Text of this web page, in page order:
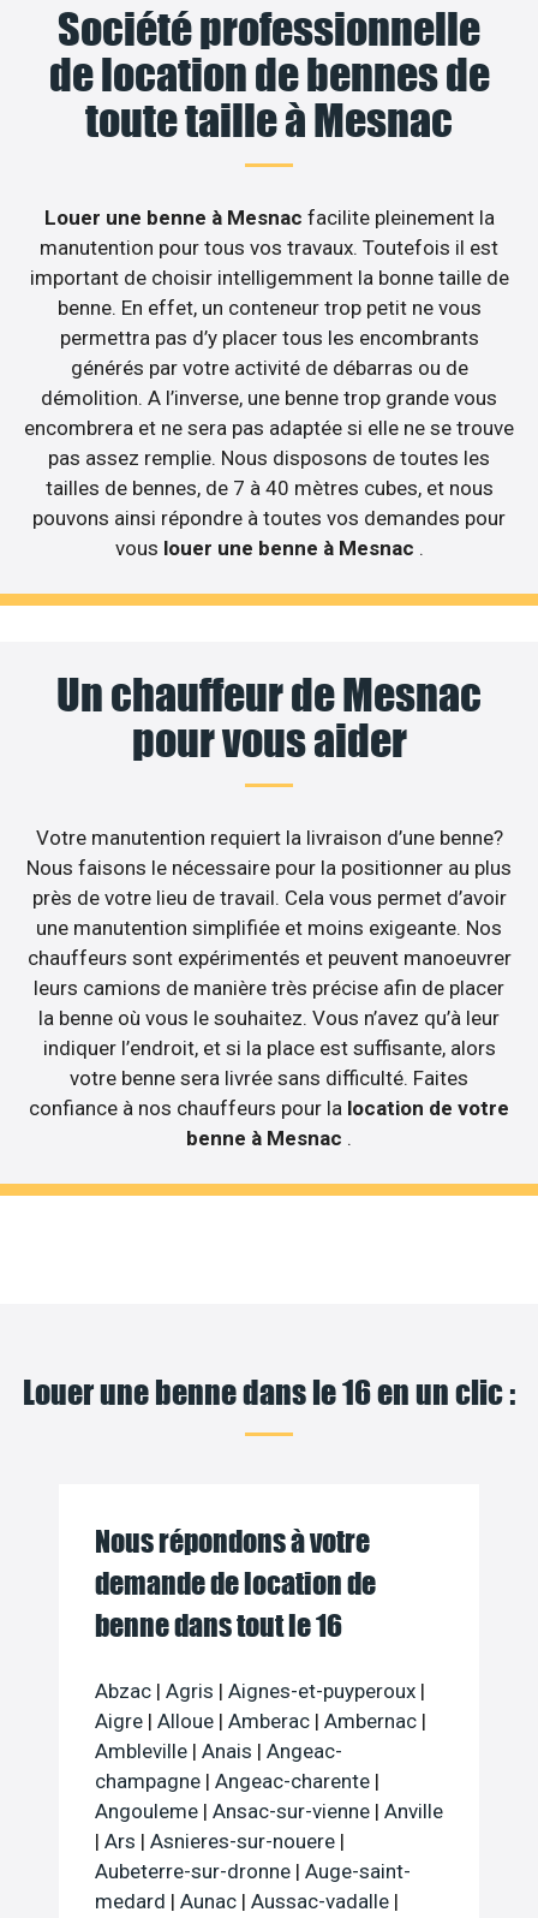
Société professionnelle
de location de bennes de
toute taille à Mesnac
Louer une benne à Mesnac facilite pleinement la
manutention pour tous vos travaux. Toutefois il est
important de choisir intelligemment la bonne taille de
benne. En effet, un conteneur trop petit ne vous
permettra pas d’y placer tous les encombrants
générés par votre activité de débarras ou de
démolition. A l’inverse, une benne trop grande vous
encombrera et ne sera pas adaptée si elle ne se trouve
pas assez remplie. Nous disposons de toutes les
tailles de bennes, de 7 à 40 mètres cubes, et nous
pouvons ainsi répondre à toutes vos demandes pour
vous louer une benne à Mesnac .
Un chauffeur de Mesnac
pour vous aider
Votre manutention requiert la livraison d’une benne?
Nous faisons le nécessaire pour la positionner au plus
près de votre lieu de travail. Cela vous permet d’avoir
une manutention simplifiée et moins exigeante. Nos
chauffeurs sont expérimentés et peuvent manoeuvrer
leurs camions de manière très précise afin de placer
la benne où vous le souhaitez. Vous n’avez qu’à leur
indiquer l’endroit, et si la place est suffisante, alors
votre benne sera livrée sans difficulté. Faites
confiance à nos chauffeurs pour la location de votre
benne à Mesnac .
Louer une benne dans le 16 en un clic :
Nous répondons à votre
demande de location de
benne dans tout le 16
Abzac | Agris | Aignes-et-puyperoux |
Aigre | Alloue | Amberac | Ambernac |
Ambleville | Anais | Angeac-
champagne | Angeac-charente |
Angouleme | Ansac-sur-vienne | Anville
| Ars | Asnieres-sur-nouere |
Aubeterre-sur-dronne | Auge-saint-
medard | Aunac | Aussac-vadalle |